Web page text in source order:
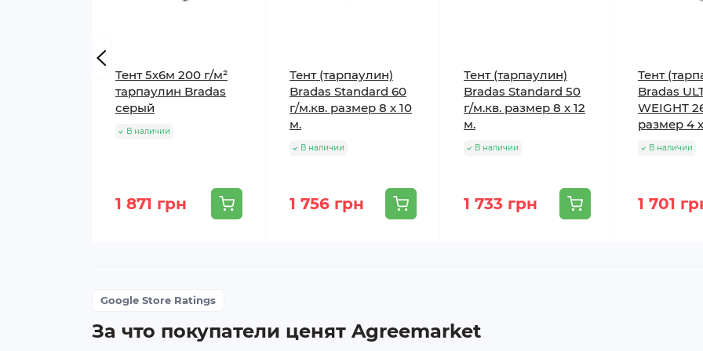
Тент 5х6м 200 г/м²
тарпаулин Bradas
серый
В наличии
1 871 грн
Тент (тарпаулин)
Bradas Standard 60
г/м.кв. размер 8 х 10
м.
В наличии
1 756 грн
Тент (тарпаулин)
Bradas Standard 50
г/м.кв. размер 8 х 12
м.
В наличии
1 733 грн
Тент
Bradas
WEIGHT
размер 4
В наличии
1 701
Google Store Ratings
За что покупатели ценят Agreemarket